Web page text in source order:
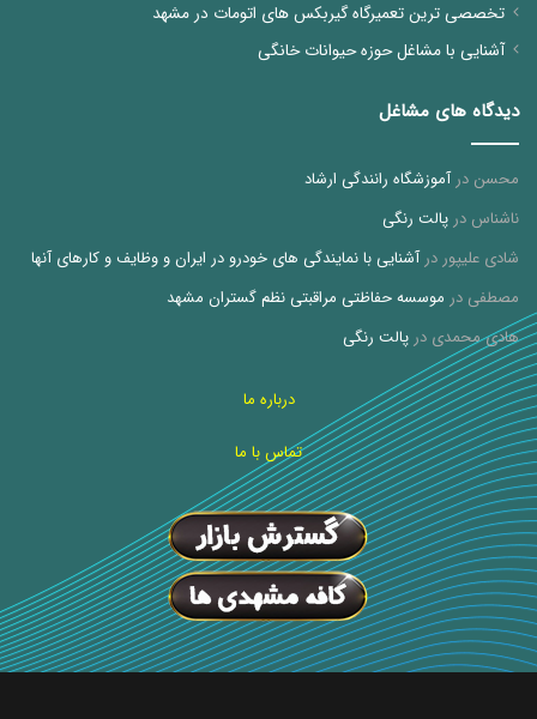
تخصصی ترین تعمیرگاه گیربکس های اتومات در مشهد
آشنایی با مشاغل حوزه حیوانات خانگی
دیدگاه های مشاغل
محسن درآموزشگاه رانندگی ارشاد
ناشناس درپالت رنگی
شادی علیپوردرآشنایی با نمایندگی های خودرو در ایران و وظایف و کارهای آنها
مصطفی در موسسه حفاظتی مراقبتی نظم گستران مشهد
هادی محمدی درپالت رنگی
درباره ما
تماس با ما